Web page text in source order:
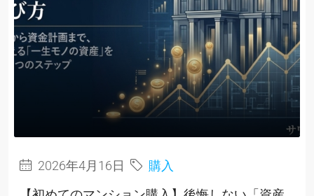
2026年4月16日 購入